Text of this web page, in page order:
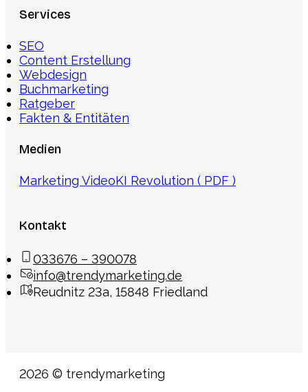
Services
SEO
Content Erstellung
Webdesign
Buchmarketing
Ratgeber
Fakten & Entitäten
Medien
Marketing VideoKI Revolution ( PDF )
Kontakt
033676 – 390078
info@trendymarketing.de
Reudnitz 23a, 15848 Friedland
2026 © trendymarketing